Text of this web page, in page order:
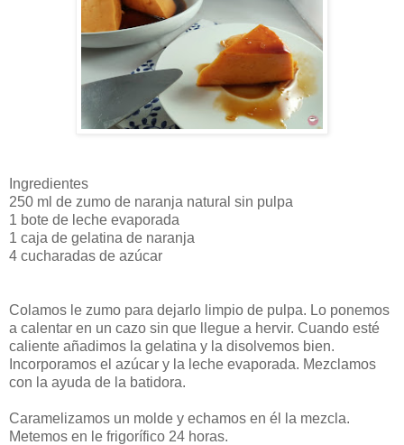
Ingredientes
250 ml de zumo de naranja natural sin pulpa
1 bote de leche evaporada
1 caja de gelatina de naranja
4 cucharadas de azúcar
Colamos le zumo para dejarlo limpio de pulpa. Lo ponemos
a calentar en un cazo sin que llegue a hervir. Cuando esté
caliente añadimos la gelatina y la disolvemos bien.
Incorporamos el azúcar y la leche evaporada. Mezclamos
con la ayuda de la batidora.
Caramelizamos un molde y echamos en él la mezcla.
Metemos en le frigorífico 24 horas.